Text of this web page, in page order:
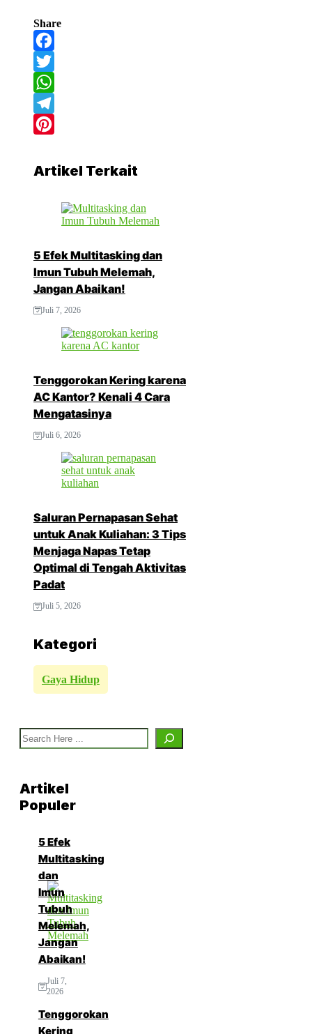
Share
Facebook
Twitter
WhatsApp
Telegram
Artikel Terkait
5 Efek Multitasking dan
Imun Tubuh Melemah,
Jangan Abaikan!
Juli 7, 2026
Tenggorokan Kering karena
AC Kantor? Kenali 4 Cara
Mengatasinya
Juli 6, 2026
Saluran Pernapasan Sehat
untuk Anak Kuliahan: 3 Tips
Menjaga Napas Tetap
Optimal di Tengah Aktivitas
Padat
Juli 5, 2026
Kategori
Gaya Hidup
Search
Artikel
Populer
5 Efek
Multitasking
dan
Imun
Tubuh
Melemah,
Jangan
Abaikan!
Juli 7,
2026
Tenggorokan
Kering